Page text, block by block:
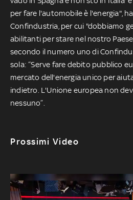
per fare l'automobile è l'energia",
Confindustria, per cui "dobbiamo
abilitanti per stare nel nostro
secondo il numero uno di
sola: “Serve fare debito pubblico
mercato dell'energia unico per
indietro. L'Unione europea non
nessuno”.
Prossimi Video